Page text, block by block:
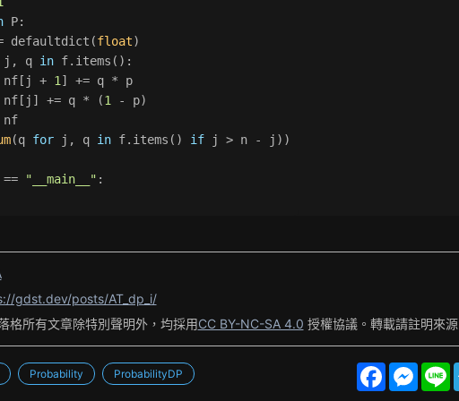
P:
defaultdict(
float)
j, q in f.items():
nf[j +
1] += q * p
+= q * (
1 - p)
nf
(q for j, q in f.items() if j > n - j))
== "__main__" :
gdst.dev/posts/AT_dp_i/
格所有文章除特別聲明外，均採用CC BY-NC-SA 4.0 授權協議。轉載請註明來源
Probability ProbabilityDP
F
M
L